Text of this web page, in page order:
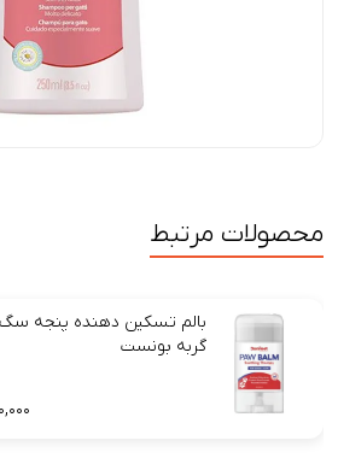
محصولات مرتبط
بالم تسکین دهنده پنجه
گربه بونست